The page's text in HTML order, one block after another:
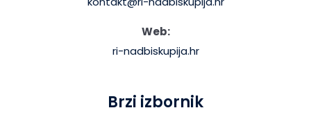
Web:
ri-nadbiskupija.hr
Brzi izbornik